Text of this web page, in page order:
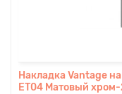
Накладка Vantage
ET04 Матовый